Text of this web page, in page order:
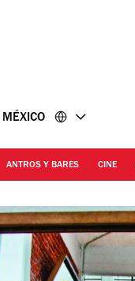
ANTROS Y BARES CINE